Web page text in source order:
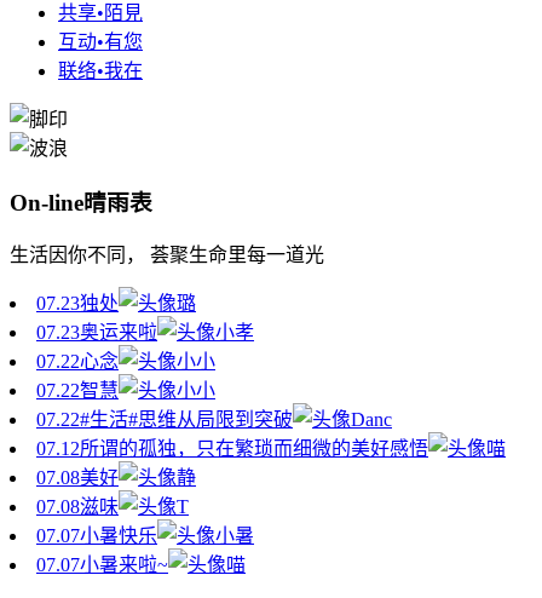
共享•陌見
互动•有您
联络•我在
On-line晴雨表
生活因你不同， 荟聚生命里每一道光
07.23独处
璐
07.23奥运来啦
小孝
07.22心念
小小
07.22智慧
小小
07.22#生活#思维从局限到突破
Danc
07.12所谓的孤独，只在繁琐而细微的美好感悟
喵
07.08美好
静
07.08滋味
T
07.07小暑快乐
小暑
07.07小暑来啦~ 喵